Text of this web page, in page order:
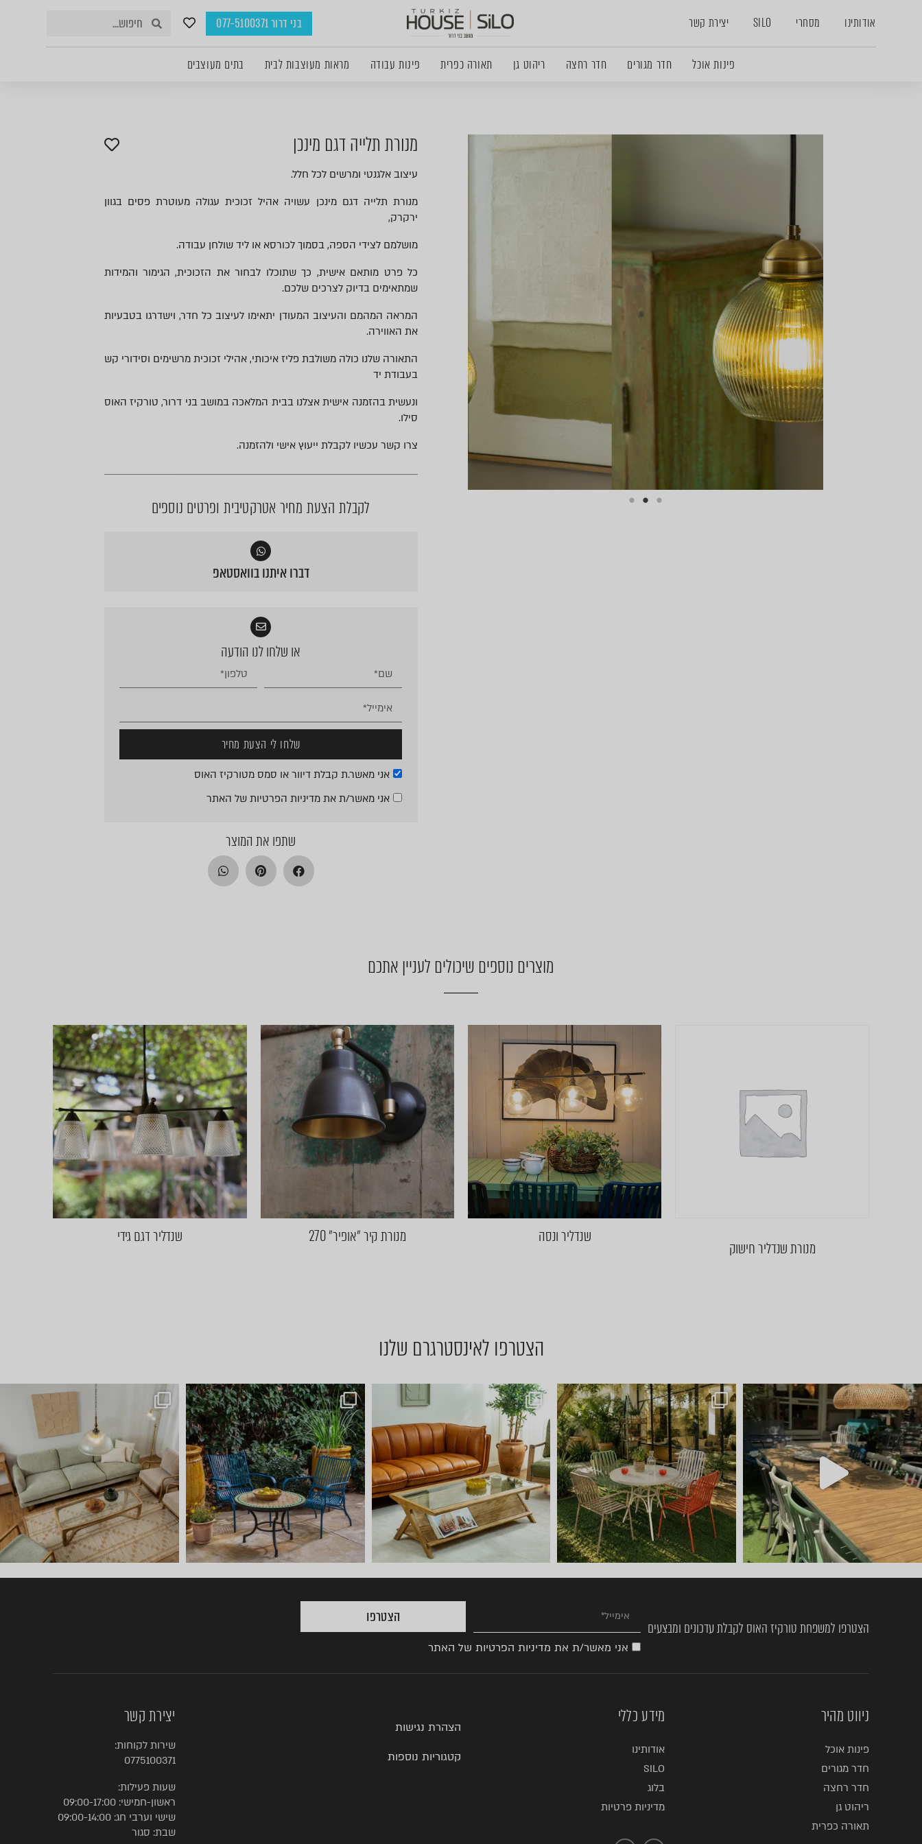
אודותינו מסחרי SILO יצירת קשר בני דרור 077-5100371
פינות אוכל חדר מגורים חדר רחצה ריהוט גן תאורה כפרית פינות עבודה מראות מעוצבות לבית בתים מעוצבים
מנורת תלייה דגם מינכן
עיצוב אלגנטי ומרשים לכל חלל.
מנורת תלייה דגם מינכן עשויה אהיל זכוכית עגולה מעוטרת פסים בגוון
ירקרק,
מושלמם לצידי הספה, בסמוך לכורסא או ליד שולחן עבודה.
כל פרט מותאם אישית, כך שתוכלו לבחור את הזכוכית, הגימור והמידות
שמתאימים בדיוק לצרכים שלכם.
המראה המהמם והעיצוב המעודן יתאימו לעיצוב כל חדר, וישדרגו בטבעיות
את האווירה.
התאורה שלנו כולה משולבת פליז איכותי, אהילי זכוכית מרשימים וסידורי קש
בעבודת יד
ונעשית בהזמנה אישית אצלנו בבית המלאכה במושב בני דרור, טורקיז האוס
סילו.
צרו קשר עכשיו לקבלת ייעוץ אישי ולהזמנה.
לקבלת הצעת מחיר אטרקטיבית ופרטים נוספים
דברו איתנו בוואסטאפ
או שלחו לנו הודעה
אני מאשר.ת קבלת דיוור או סמס מטורקיז האוס
אני מאשר/ת את מדיניות הפרטיותשל האתר
שלחו לי הצעת מחיר
שתפו את המוצר
מוצרים נוספים שיכולים לעניין אתכם
מנורת שנדליר חישוק
שנדליר ונסה מנורת קיר ״אופיר״ 270 שנדליר דגם גידי
הצטרפו לאינסטרגרם שלנו
חדש ⭐ קונטיינרים של ריהוט ל ועכשיו הגיע הזמן לשולחן הסל
הצטרפו למשפחת טורקיז האוס לקבלת עדכונים ומבצעים
אני מאשר/ת את מדיניות הפרטיות של האתר
הצטרפו
ניווט מהיר
פינות אוכל
חדר מגורים
חדר רחצה
ריהוט גן
תאורה כפרית
מידע כללי
אודותינו
SILO
בלוג
מדיניות פרטיות
הצהרת נגישות
קטגוריות נוספות
יצירת קשר
שירות לקוחות:
0775100371
שעות פעילות:
ראשון-חמישי: 09:00-17:00
שישי וערבי חג: 09:00-14:00
שבת: סגור